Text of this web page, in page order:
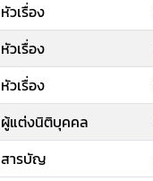
หัวเรื่อง
หัวเรื่อง
หัวเรื่อง
ผู้แต่งนิติบุคคล
สารบัญ